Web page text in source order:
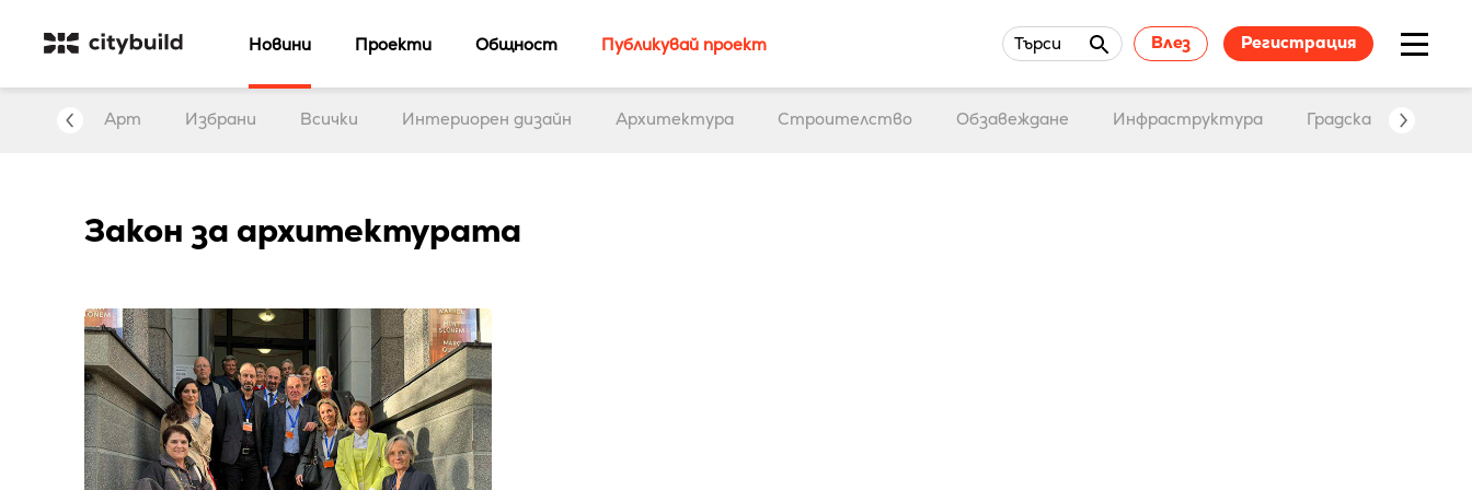
Новини Проекти Общност Публикувай проект Търси Влез Регистрация
Арт Избрани Всички Интериорен дизайн Архитектура Строителство Обзавеждане Инфраструктура Градска среда
Закон за архитектурата